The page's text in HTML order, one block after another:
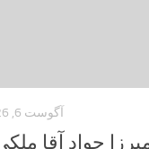
آگوست 6, 2026
جواد آقا